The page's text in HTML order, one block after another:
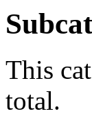
This
total.